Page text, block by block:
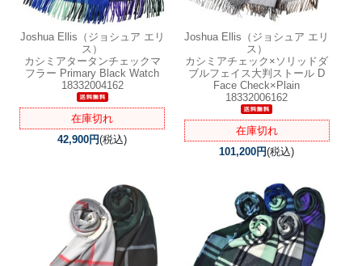
Joshua Ellis（ジョシュア エリ
ス）
カシミアタータンチェックマ
フラー Primary Black Watch
18332004162
在庫切れ
42,900円(税込)
Joshua Ellis（ジョシュア エリ
ス）
カシミアチェック×ソリッドダ
ブルフェイス大判ストール D
Face Check×Plain
18332006162
在庫切れ
101,200円(税込)